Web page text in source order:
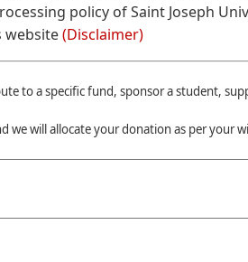
(USJ) available on its website(Disclaimer)
specific fund, sponsor a student, support a
we will allocate your donation as per your